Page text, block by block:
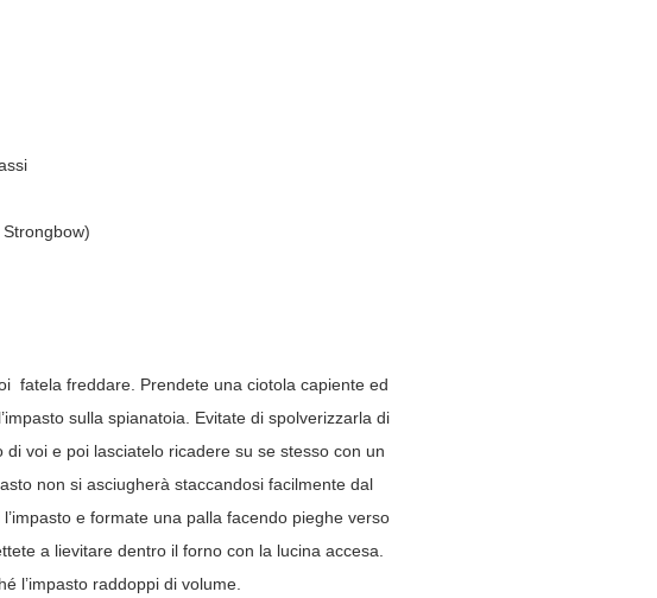
fatela freddare. Prendete una ciotola capiente ed
sulla spianatoia. Evitate di spolverizzarla di
di voi e poi lasciatelo ricadere su se stesso con un
non si asciugherà staccandosi facilmente dal
e formate una palla facendo pieghe verso
a lievitare dentro il forno con la lucina accesa.
l’impasto raddoppi di volume.